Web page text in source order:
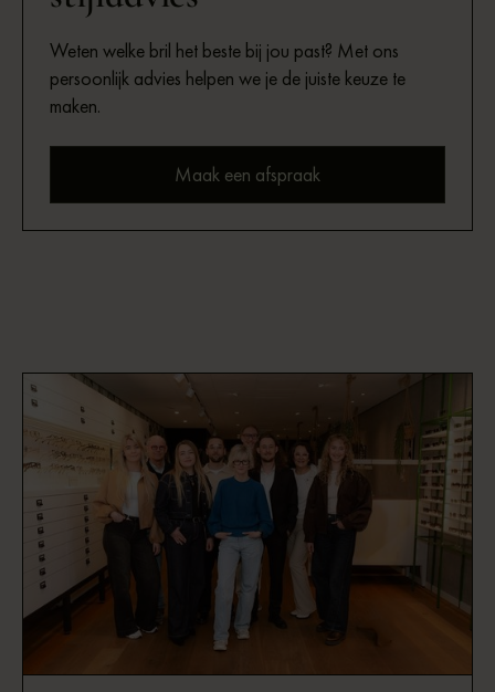
Weten welke bril het beste bij jou past? Met ons
persoonlijk advies helpen we je de juiste keuze te
maken.
Maak een afspraak